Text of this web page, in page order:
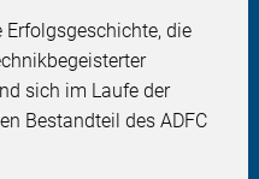
die
sich im Laufe der
Bestandteil des ADFC